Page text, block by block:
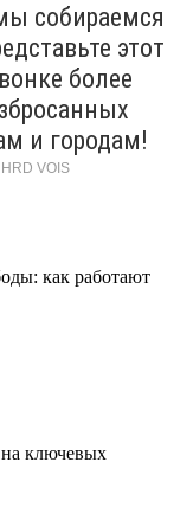
собираемся
этот
более
и городам!
VOIS
на ключевых